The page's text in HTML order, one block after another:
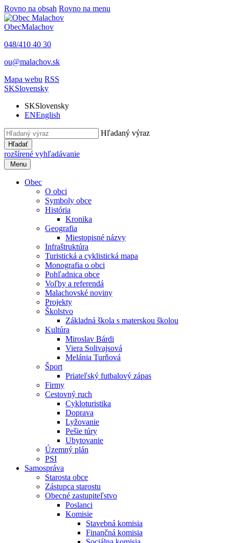
Rovno na obsah Rovno na menu
ObecMalachov
048/410 40 30
ou@malachov.sk
Mapa webu RSS
SKSlovensky
SKSlovensky
ENEnglish
Hľadaný výraz
Hľadať
rozšírené vyhľadávanie
Menu
Obec
O obci
Symboly obce
História
Kronika
Geografia
Miestopisné názvy
Infraštruktúra
Turistická a cyklistická mapa
Monografia o obci
Pohľadnica obce
Voľby a referendá
Malachovské noviny
Projekty
Školstvo
Základná škola s materskou školou
Kultúra
Miroslav Bárdi
Viera Solivajsová
Melánia Turňová
Šport
Priateľský futbalový zápas
Firmy
Cestovný ruch
Cykloturistika
Doprava
Lyžovanie
Pešie túry
Ubytovanie
Územný plán
PSI
Samospráva
Starosta obce
Zástupca starostu
Obecné zastupiteľstvo
Poslanci
Komisie
Stavebná komisia
Finančná komisia